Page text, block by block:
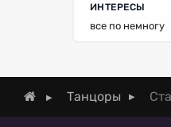
ИНТЕРЕСЫ
все по немногу
Танцоры